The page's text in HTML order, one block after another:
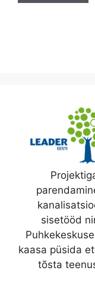
sisetööd
kaasa püsida
tõsta